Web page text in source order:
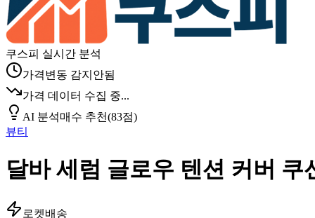
쿠스피 실시간 분석
가격변동 감지안됨
가격 데이터 수집 중...
AI 분석매수 추천(83점)
뷰티
달바 세럼 글로우 텐션 커버 쿠
로켓배송